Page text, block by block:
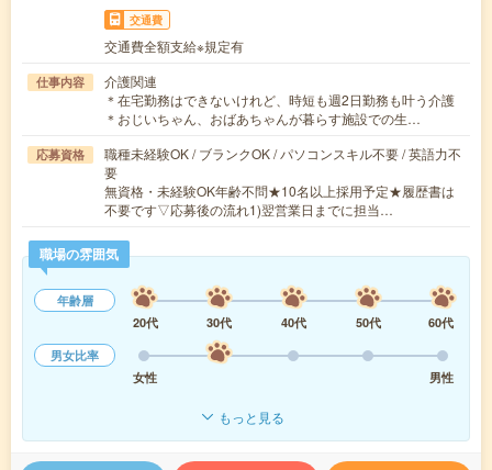
交通費
交通費全額支給※規定有
仕事内容
介護関連
＊在宅勤務はできないけれど、時短も週2日勤務も叶う介護
＊おじいちゃん、おばあちゃんが暮らす施設での生…
応募資格
職種未経験OK / ブランクOK / パソコンスキル不要 / 英語力不
要
無資格・未経験OK年齢不問★10名以上採用予定★履歴書は
不要です▽応募後の流れ1)翌営業日までに担当…
職場の雰囲気
年齢層
20代
30代 40代 50代
60代
男女比率
女性
男性
もっと見る